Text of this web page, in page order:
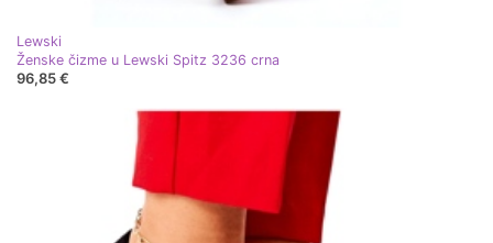
Lewski
Ženske čizme u Lewski Spitz 3236 crna
96,85 €